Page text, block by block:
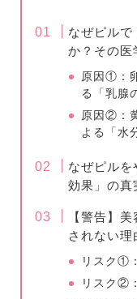
なぜピルで
か？その医
原因①：
る「乳腺
原因②：
よる「水
なぜピルを
効果」の真
【警告】
されない理
リスク①
リスク②